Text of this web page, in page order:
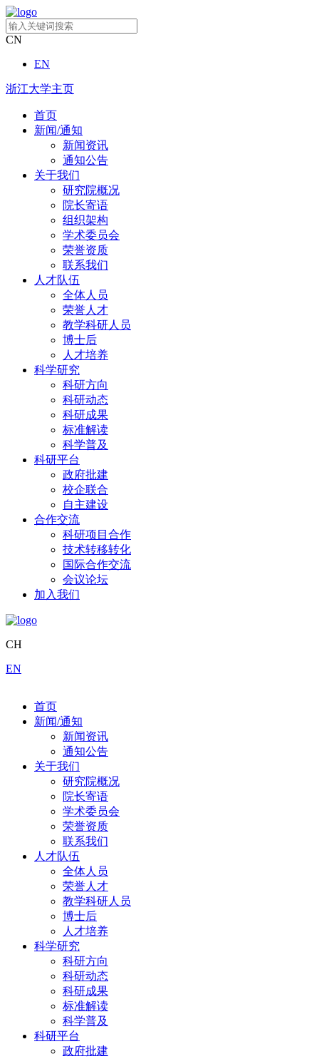
CN
EN
浙江大学主页
首页
新闻/通知
新闻资讯
通知公告
关于我们
研究院概况
院长寄语
组织架构
学术委员会
荣誉资质
联系我们
人才队伍
全体人员
荣誉人才
教学科研人员
博士后
人才培养
科学研究
科研方向
科研动态
科研成果
标准解读
科学普及
科研平台
政府批建
校企联合
自主建设
合作交流
科研项目合作
技术转移转化
国际合作交流
会议论坛
加入我们
CH
EN
首页
新闻/通知
新闻资讯
通知公告
关于我们
研究院概况
院长寄语
学术委员会
荣誉资质
联系我们
人才队伍
全体人员
荣誉人才
教学科研人员
博士后
人才培养
科学研究
科研方向
科研动态
科研成果
标准解读
科学普及
科研平台
政府批建